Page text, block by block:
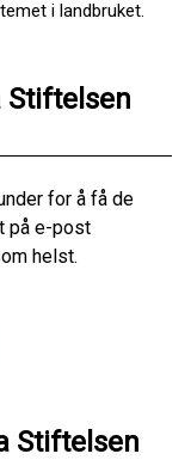
i landbruket.
Stiftelsen
for å få de
på e-post
helst.
Stiftelsen